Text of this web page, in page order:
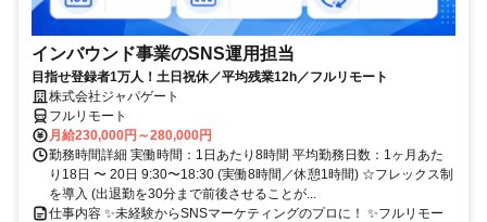
インバウンド事業のSNS運用担当
目指せ登録者1万人！土日祝休／平均残業12h／フルリモート
株式会社ジャパゲート
フルリモート
月給230,000円～280,000円
勤務時間詳細 実働時間：1日あたり8時間 平均勤務日数：1ヶ月あた
り18日 〜 20日 9:30〜18:30 (実働8時間／休憩1時間) ☆フレックス制
を導入 (出退勤を30分まで前後させることが...
仕事内容 ✨未経験からSNSマーケティングのプロに！ ✨フルリモー